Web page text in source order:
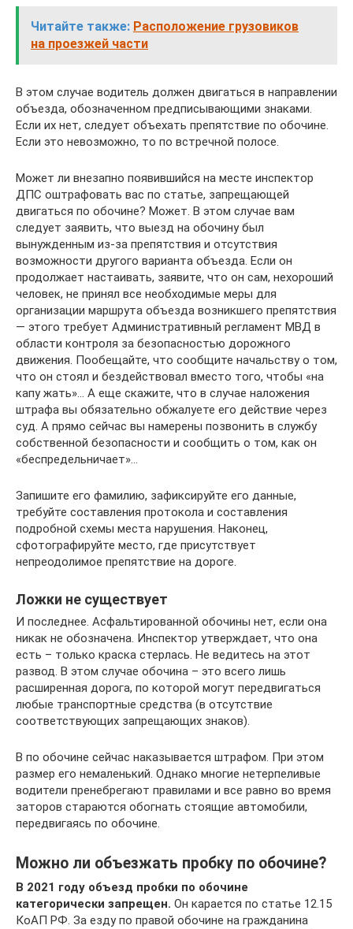
Читайте также: Расположение грузовиков
на проезжей части
В этом случае водитель должен двигаться в направлении
объезда, обозначенном предписывающими знаками.
Если их нет, следует объехать препятствие по обочине.
Если это невозможно, то по встречной полосе.
Может ли внезапно появившийся на месте инспектор
ДПС оштрафовать вас по статье, запрещающей
двигаться по обочине? Может. В этом случае вам
следует заявить, что выезд на обочину был
вынужденным из-за препятствия и отсутствия
возможности другого варианта объезда. Если он
продолжает настаивать, заявите, что он сам, нехороший
человек, не принял все необходимые меры для
организации маршрута объезда возникшего препятствия
— этого требует Административный регламент МВД в
области контроля за безопасностью дорожного
движения. Пообещайте, что сообщите начальству о том,
что он стоял и бездействовал вместо того, чтобы «на
капу жать»… А еще скажите, что в случае наложения
штрафа вы обязательно обжалуете его действие через
суд. А прямо сейчас вы намерены позвонить в службу
собственной безопасности и сообщить о том, как он
«беспредельничает»…
Запишите его фамилию, зафиксируйте его данные,
требуйте составления протокола и составления
подробной схемы места нарушения. Наконец,
сфотографируйте место, где присутствует
непреодолимое препятствие на дороге.
Ложки не существует
И последнее. Асфальтированной обочины нет, если она
никак не обозначена. Инспектор утверждает, что она
есть – только краска стерлась. Не ведитесь на этот
развод. В этом случае обочина – это всего лишь
расширенная дорога, по которой могут передвигаться
любые транспортные средства (в отсутствие
соответствующих запрещающих знаков).
В по обочине сейчас наказывается штрафом. При этом
размер его немаленький. Однако многие нетерпеливые
водители пренебрегают правилами и все равно во время
заторов стараются обогнать стоящие автомобили,
передвигаясь по обочине.
Можно ли объезжать пробку по обочине?
В 2021 году объезд пробки по обочине
категорически запрещен. Он карается по статье 12.15
КоАП РФ. За езду по правой обочине на гражданина